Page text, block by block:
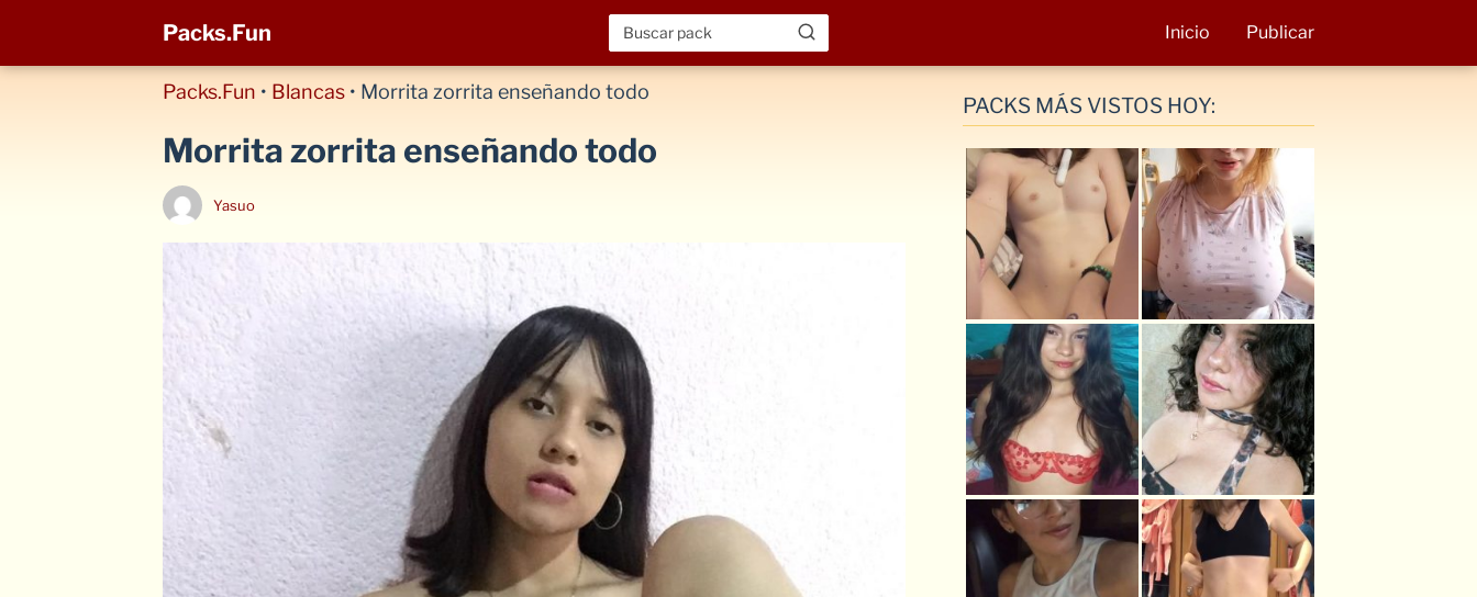
Packs.Fun Inicio Publicar
Packs.Fun • Blancas • Morrita zorrita enseñando todo
Morrita zorrita enseñando todo
Yasuo
PACKS MÁS VISTOS HOY: